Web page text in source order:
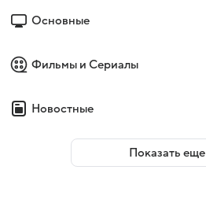
Основные
Фильмы и Сериалы
Новостные
Показать еще